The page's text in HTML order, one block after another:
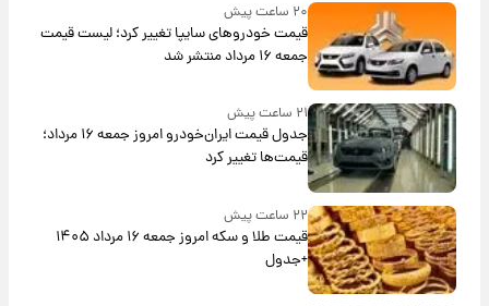
۲۰ ساعت پیش
قیمت خودروهای سایپا تغییر کرد؛ لیست قیمت
جمعه ۱۶ مرداد منتشر شد
۲۱ ساعت پیش
جدول قیمت ایران‌خودرو امروز جمعه ۱۶ مرداد؛
قیمت‌ها تغییر کرد
۲۲ ساعت پیش
قیمت طلا و سکه امروز جمعه ۱۶ مرداد ۱۴۰۵
+جدول